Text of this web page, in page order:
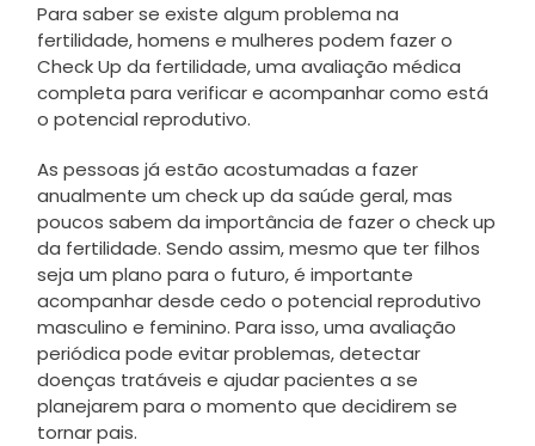
Para saber se existe algum problema na
fertilidade, homens e mulheres podem fazer o
Check Up da fertilidade, uma avaliação médica
completa para verificar e acompanhar como está
o potencial reprodutivo.
As pessoas já estão acostumadas a fazer
anualmente um check up da saúde geral, mas
poucos sabem da importância de fazer o check up
da fertilidade. Sendo assim, mesmo que ter filhos
seja um plano para o futuro, é importante
acompanhar desde cedo o potencial reprodutivo
masculino e feminino. Para isso, uma avaliação
periódica pode evitar problemas, detectar
doenças tratáveis e ajudar pacientes a se
planejarem para o momento que decidirem se
tornar pais.